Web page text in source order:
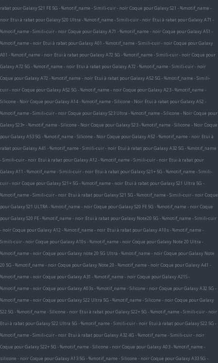
rabat pour Galaxy S21 FE 5G - %motif_name - Simili-cuir - noir Coque pour Galaxy S21 - %motif_name -
noir Etui à rabat pour Galaxy S20 Ultra - %motif_name - Simili-cuir - noir Etui à rabat pour Galaxy A71 -
%motif_name - Simili-cuir - noir Coque pour Galaxy A71 - %motif_name - noir Coque pour Galaxy A51 -
%motif_name - noir Etui à rabat pour Galaxy A01 - %motif_name - Simili-cuir - noir Coque pour Galaxy
A01 - %motif_name - noir Etui à rabat pour Galaxy A72 5G - %motif_name - Simili-cuir - noir Coque pour
Galaxy A72 5G - %motif_name - noir Etui à rabat pour Galaxy A72 - %motif_name - Simili-cuir - noir
Coque pour Galaxy A72 - %motif_name - noir Etui à rabat pour Galaxy A52 5G - %motif_name - Simili-
cuir - noir Coque pour Galaxy A52 5G - %motif_name - noir Coque pour Galaxy A23 - %motif_name -
Silicone - Noir Coque pour Galaxy A14 - %motif_name - Silicone - Noir Etui à rabat pour Galaxy A52 -
%motif_name - Simili-cuir - noir Coque pour Galaxy S23 Ultra - %motif_name - Silicone - Noir Coque pour
Galaxy S23+ - %motif_name - Silicone - Noir Coque pour Galaxy S23 - %motif_name - Silicone - Noir Coque
pour Galaxy A53 5G - %motif_name - Silicone - Noir Coque pour Galaxy A52 - %motif_name - noir Etui à
rabat pour Galaxy A41 - %motif_name - Simili-cuir - noir Etui à rabat pour Galaxy A32 5G - %motif_name
- Simili-cuir - noir Etui à rabat pour Galaxy A12 - %motif_name - Simili-cuir - noir Etui à rabat pour
Galaxy A11 - %motif_name - Simili-cuir - noir Etui à rabat pour Galaxy S21+ 5G - %motif_name - Simili-
cuir - noir Coque pour Galaxy S21+ 5G - %motif_name - noir Etui à rabat pour Galaxy S21 Ultra 5G -
%motif_name - Simili-cuir - noir Etui à rabat pour Galaxy S21 5G - %motif_name - Simili-cuir - noir Coque
pour Galaxy S21 ULTRA - %motif_name - noir Coque pour Galaxy S20 FE 5G - %motif_name - noir Coque
pour Galaxy S20 FE - %motif_name - noir Etui à rabat pour Galaxy Note20 5G - %motif_name - Simili-cuir
- noir Coque pour Galaxy A12 - %motif_name - noir Etui à rabat pour Galaxy A10s - %motif_name -
Simili-cuir - noir Coque pour Galaxy A10s - %motif_name - noir Coque pour Galaxy Note 20 Ultra -
%motif_name - noir Coque pour Galaxy note 20 5G Ultra - %motif_name - noir Coque pour Galaxy Note
20 5G - %motif_name - noir Coque pour Galaxy Note 20 - %motif_name - noir Coque pour Galaxy A41 -
%motif_name - noir Coque pour Galaxy A31 - %motif_name - noir Coque pour Galaxy A21S -
%motif_name - noir Coque pour Galaxy A03s - %motif_name - Silicone - noir Coque pour Galaxy A32 5G -
%motif_name - noir Coque pour Galaxy S22 Ultra 5G - %motif_name - Silicone - noir Coque pour Galaxy
S22 5G - %motif_name - Silicone - noir Etui à rabat pour Galaxy S22+ 5G - %motif_name - Simili-cuir - noir
Etui à rabat pour Galaxy S22 Ultra 5G - %motif_name - Simili-cuir - noir Etui à rabat pour Galaxy S22 5G -
%motif_name - Simili-cuir - noir Etui à rabat pour Galaxy A32 4G - %motif_name - Simili-cuir - noir
Coque pour Galaxy S22+ 5G - %motif_name - Silicone - noir Coque pour Galaxy A03 - %motif_name -
silicone - noir Coque pour Galaxy A13 5G - %motif_name - Silicone - noir Coque pour Galaxy A33 5G -